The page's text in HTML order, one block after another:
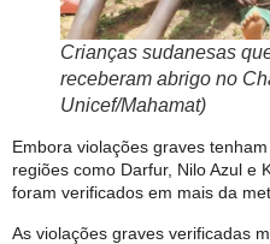
Crianças sudanesas
receberam abrigo no
Unicef/Mahamat)
Embora violações graves
regiões como Darfur, Nilo Azul e
foram verificados em mais da
As violações graves verificadas